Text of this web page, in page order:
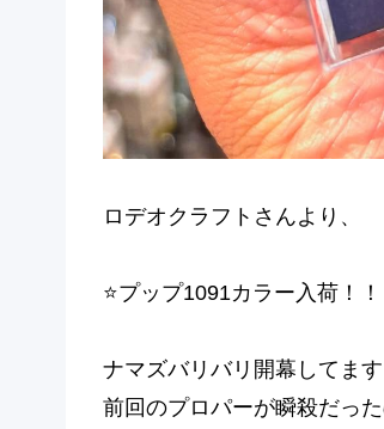
ロデオクラフトさんより、
⭐️プップ1091カラー入荷！！
ナマズバリバリ開幕してます
前回のプロパーが瞬殺だっ